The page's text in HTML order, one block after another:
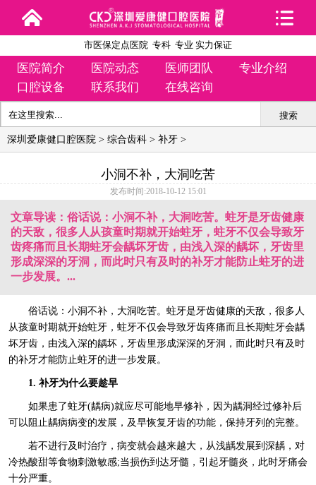
市医保定点医院 专科 专业 实力保证
医院简介 医院动态 医师团队
专业介绍
口腔设备
联系我们 在线咨询
搜索
深圳爱康健口腔医院 > 综合齿科 > 补牙 >
小洞不补，大洞吃苦
发布时间:2018-10-12 15:01
文章导读：俗话说：小洞不补，大洞吃苦。蛀牙是牙齿健康
的天敌，很多人从孩童时期就开始蛀牙，蛀牙不仅会导致牙
齿疼痛而且长期蛀牙会龋坏牙齿，由浅入深的龋坏，牙齿里
形成深深的牙洞，而此时只有及时的补牙才能防止蛀牙的进
一步发展。...
俗话说：小洞不补，大洞吃苦。蛀牙是牙齿健康的天敌，很多人
从孩童时期就开始蛀牙，蛀牙不仅会导致牙齿疼痛而且长期蛀牙会龋
坏牙齿，由浅入深的龋坏，牙齿里形成深深的牙洞，而此时只有及时
的补牙才能防止蛀牙的进一步发展。
1. 补牙为什么要趁早
如果患了蛀牙(龋病)就应尽可能地早修补，因为龋洞经过修补后
可以阻止龋病病变的发展，及早恢复牙齿的功能，保持牙列的完整。
若不进行及时治疗，病变就会越来越大，从浅龋发展到深龋，对
冷热酸甜等食物刺激敏感;当损伤到达牙髓，引起牙髓炎，此时牙痛会
十分严重。